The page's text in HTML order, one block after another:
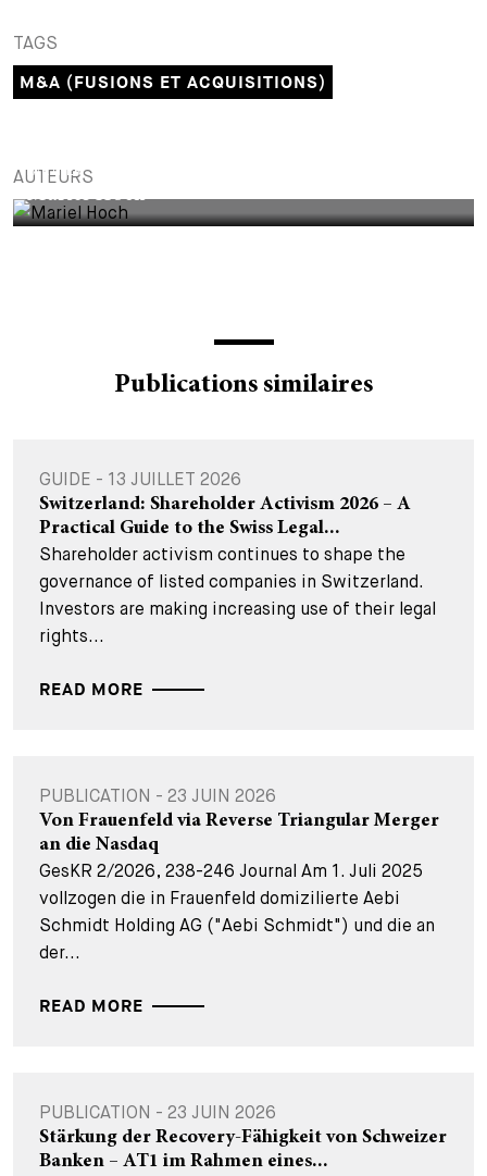
Stagiaires
Stagiaires de courte durée
Assistantes et assistants
Processus de candidature
Foire aux questions
Votre carrière
Votre carrière chez nous
TAGS
M&A (FUSIONS ET ACQUISITIONS)
AUTEURS
PARTNER
Mariel Hoch
Publications similaires
GUIDE - 13 JUILLET 2026
Switzerland: Shareholder Activism 2026 – A
Practical Guide to the Swiss Legal...
Shareholder activism continues to shape the
governance of listed companies in Switzerland.
Investors are making increasing use of their legal
rights...
READ MORE
PUBLICATION - 23 JUIN 2026
Von Frauenfeld via Reverse Triangular Merger
an die Nasdaq
GesKR 2/2026, 238-246 Journal Am 1. Juli 2025
vollzogen die in Frauenfeld domizilierte Aebi
Schmidt Holding AG ("Aebi Schmidt") und die an
der...
READ MORE
PUBLICATION - 23 JUIN 2026
Stärkung der Recovery-Fähigkeit von Schweizer
Banken – AT1 im Rahmen eines...